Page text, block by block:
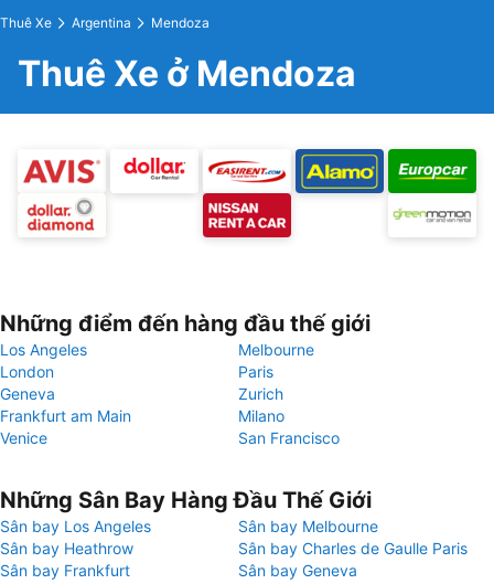
Thuê Xe Argentina Mendoza
Thuê Xe ở Mendoza
Những điểm đến hàng đầu thế giới
Los Angeles
Melbourne
London
Paris
Geneva
Zurich
Frankfurt am Main
Milano
Venice
San Francisco
Những Sân Bay Hàng Đầu Thế Giới
Sân bay Los Angeles
Sân bay Melbourne
Sân bay Heathrow
Sân bay Charles de Gaulle Paris
Sân bay Frankfurt
Sân bay Geneva